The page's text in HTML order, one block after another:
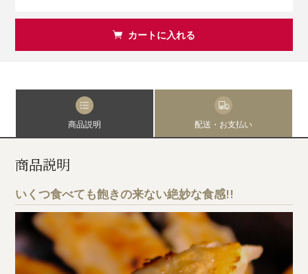
カートに入れる
商品説明 配送・お支払い
商品説明
いくつ食べても飽きの来ない絶妙な食感!!